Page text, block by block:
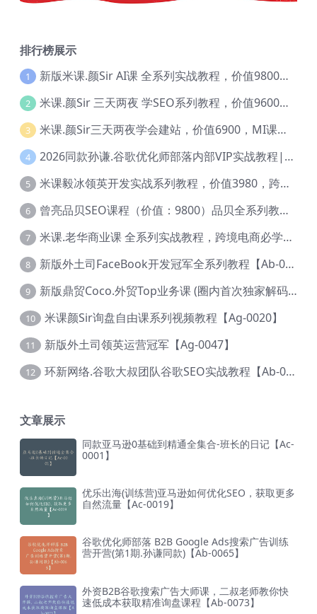
排行榜展示
1 新版米课.颜Sir AI课 全系列实战教程，价值9800，跨境首选！【Ag-0052】
2 米课.颜Sir 三天两夜 学SEO系列教程，价值9600元，跨境人都在学 【Ag-0056】
3 米课.颜Sir三天两夜学会建站，价值6900，MI课甄选课程 【Ag-0055】
4 2026同款孙谦.谷歌优化师部落内部VIP实战教程|价值4999元全网独家解码（官方报名版本）【@034】
5 米课毅冰领英开发实战系列教程，价值3980，跨境必选【Ag-0049】
6 曾亮品贝SEO课程（价值：9800）品贝全系列教程 【Ab-0022】
7 米课.老华商业课 全系列实战教程，跨境电商必学，价值16900元【Ag-0053】
8 新版外土司FaceBook开发冠军全系列教程【Ab-0021】
9 新版鼎贸Coco.外贸Top业务课 (圈内首次独家解码|460节课)【Ag-0091】
10 米课颜Sir询盘自由课系列视频教程【Ag-0020】
11 新版外土司领英运营冠军【Ag-0047】
12 环新网络.谷歌大叔团队谷歌SEO实战教程【Ab-0024】
文章展示
同款亚马逊0基础到精通全集合-班长的日记【Ac-
0001】
优乐出海(训练营)亚马逊如何优化SEO，获取更多
自然流量【Ac-0019】
谷歌优化师部落 B2B Google Ads搜索广告训练
营开营(第1期.孙谦同款)【Ab-0065】
外资B2B谷歌搜索广告大师课，二叔老师教你快
速低成本获取精准询盘课程【Ab-0073】